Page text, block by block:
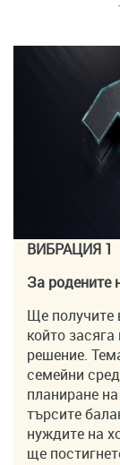
ВИБРАЦИЯ 1
За родените
Ще получите
който
решение.
семейни
планиране
търсите
нуждите на
ще